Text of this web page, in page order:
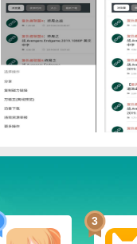
体验，网页播放，
有灵活的点播功能，
大，可以搜索全网
3